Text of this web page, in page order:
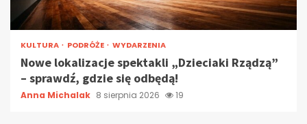
KULTURA PODRÓŻE WYDARZENIA
Nowe lokalizacje spektakli „Dzieciaki Rządzą”
– sprawdź, gdzie się odbędą!
Anna Michalak 8 sierpnia 2026 19